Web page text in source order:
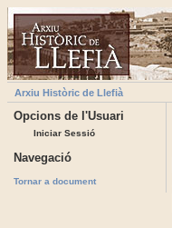
Arxiu Històric de Llefià
Opcions de l'Usuari
Iniciar Sessió
Navegació
Tornar a document